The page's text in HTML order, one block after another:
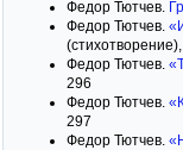
Федор Тютчев.
Федор Тютчев.
Федор Тютчев.
296
Федор Тютчев.
297
Федор Тютчев.